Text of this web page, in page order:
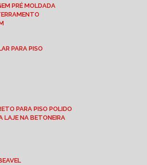
PRÉ MOLDADA
PARA PISO
PARA PISO POLIDO
LAJE NA BETONEIRA